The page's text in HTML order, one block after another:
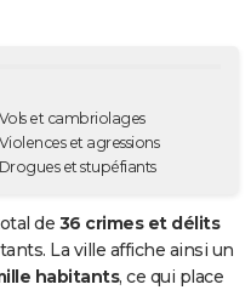
Vols et cambriolages
Violences et agressions
Drogues et stupéfiants
de 36 crimes et délits
La ville affiche ainsi un
habitants, ce qui place